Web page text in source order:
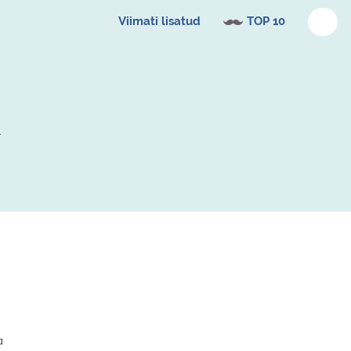
Viimati lisatud TOP 10